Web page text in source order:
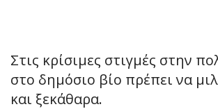
Στις κρίσιμες στιγμές στην
στο δημόσιο βίο πρέπει να
και ξεκάθαρα.